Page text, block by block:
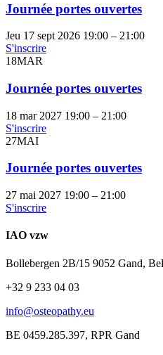
Journée portes ouvertes
Jeu 17 sept 2026 19:00 – 21:00
S'inscrire
18MAR
Journée portes ouvertes
18 mar 2027 19:00 – 21:00
S'inscrire
27MAI
Journée portes ouvertes
27 mai 2027 19:00 – 21:00
S'inscrire
IAO vzw
Bollebergen 2B/15 9052 Gand,
+32 9 233 04 03
info@osteopathy.eu
BE 0459.285.397, RPR Gand